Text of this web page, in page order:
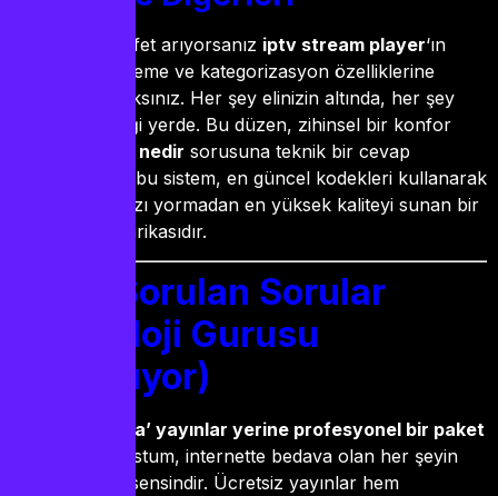
Görsel bir ziyafet arıyorsanız iptv stream player‘ın
sunduğu filtreleme ve kategorizasyon özelliklerine
hayran kalacaksınız. Her şey elinizin altında, her şey
olması gerektiği yerde. Bu düzen, zihinsel bir konfor
By iptv nedir sorusuna teknik bir cevap
arayanlar için; bu sistem, en güncel kodekleri kullanarak
internet kotanızı yormadan en yüksek kaliteyi sunan bir
mühendislik harikasıdır.
Sıkça Sorulan Sorular
(Teknoloji Gurusu
Cevaplıyor)
Neden ‘bedava’ yayınlar yerine profesyonel bir paket
Dostum, internette bedava olan her şeyin
bedeli aslında sensindir. Ücretsiz yayınlar hem